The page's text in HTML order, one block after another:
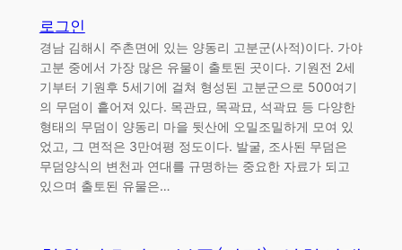
로그인
경남 김해시 주촌면에 있는 양동리 고분군(사적)이다. 가야
고분 중에서 가장 많은 유물이 출토된 곳이다. 기원전 2세
기부터 기원후 5세기에 걸쳐 형성된 고분군으로 500여기
의 무덤이 흩어져 있다. 목관묘, 목곽묘, 석곽묘 등 다양한
형태의 무덤이 양동리 마을 뒷산에 오밀조밀하게 모여 있
었고, 그 면적은 3만여평 정도이다. 발굴, 조사된 무덤은
무덤양식의 변천과 연대를 규명하는 중요한 자료가 되고
있으며 출토된 유물은…